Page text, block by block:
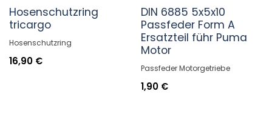
Hosenschutzring
tricargo
Hosenschutzring
16,90 €
DIN 6885 5x5x10
Passfeder Form A
Ersatzteil führ Puma
Motor
Passfeder Motorgetriebe
1,90€